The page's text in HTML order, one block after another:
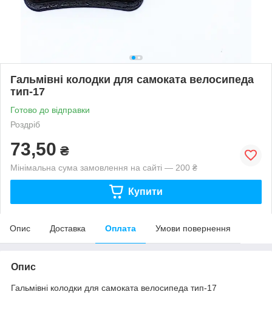
Гальмівні колодки для самоката велосипеда
тип-17
Готово до відправки
Роздріб
73,50 ₴
Мінімальна сума замовлення на сайті — 200 ₴
Купити
Опис Доставка Оплата Умови повернення
Опис
Гальмівні колодки для самоката велосипеда тип-17